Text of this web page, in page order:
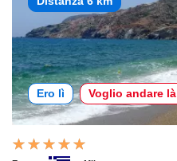
Ero lì Voglio andare là